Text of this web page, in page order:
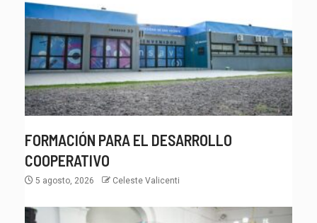
FORMACIÓN PARA EL DESARROLLO
COOPERATIVO
5 agosto, 2026 Celeste Valicenti